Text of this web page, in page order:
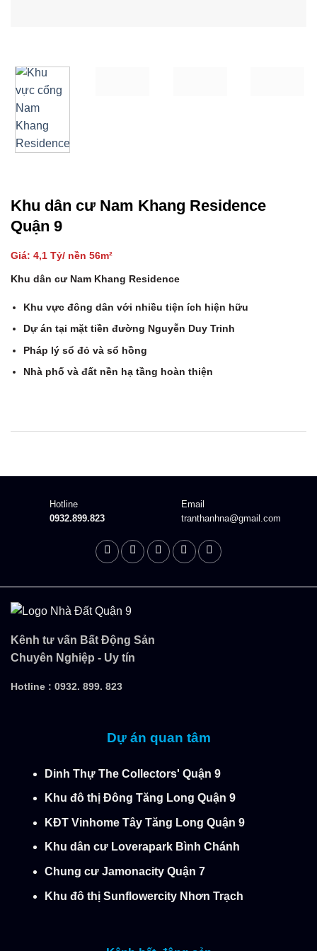
Khu dân cư Nam Khang Residence
Quận 9
Giá: 4,1 Tỷ/ nền 56m²
Khu dân cư Nam Khang Residence
Khu vực đông dân với nhiều tiện ích hiện hữu
Dự án tại mặt tiền đường Nguyễn Duy Trinh
Pháp lý sổ đỏ và sổ hồng
Nhà phố và đất nền hạ tầng hoàn thiện
Hotline
0932.899.823
Email
tranthanhna@gmail.com
Kênh tư vấn Bất Động Sản
Chuyên Nghiệp - Uy tín
Hotline : 0932. 899. 823
Dự án quan tâm
Dinh Thự The Collectors' Quận 9
Khu đô thị Đông Tăng Long Quận 9
KĐT Vinhome Tây Tăng Long Quận 9
Khu dân cư Loverapark Bình Chánh
Chung cư Jamonacity Quận 7
Khu đô thị Sunflowercity Nhơn Trạch